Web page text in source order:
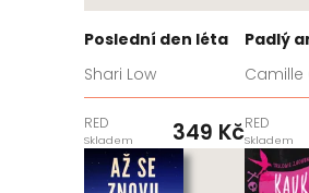
Poslední den léta
Shari Low
RED
Skladem 349 Kč
Padlý
Camille
RED
Skladem